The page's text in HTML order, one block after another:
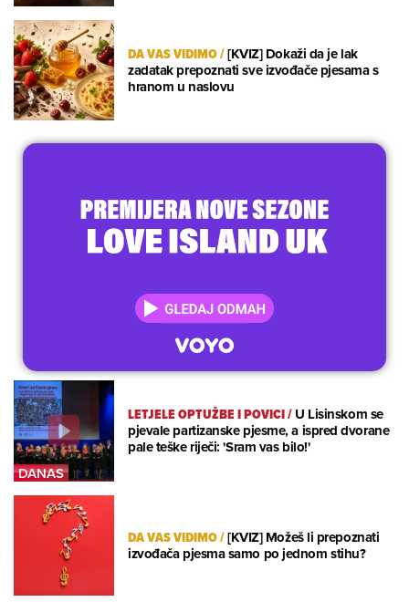
DA VAS VIDIMO/[KVIZ] Dokaži da je lak
zadatak prepoznati sve izvođače pjesama s
hranom u naslovu
LETJELE OPTUŽBE I POVICI/U Lisinskom se
pjevale partizanske pjesme, a ispred dvorane
pale teške riječi: 'Sram vas bilo!'
DA VAS VIDIMO/[KVIZ] Možeš li prepoznati
izvođača pjesma samo po jednom stihu?